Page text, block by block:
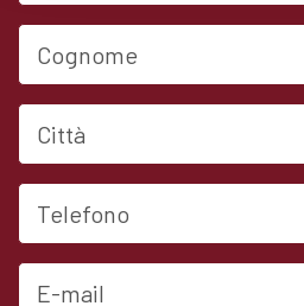
Cognome
Città
Telefono
E-mail